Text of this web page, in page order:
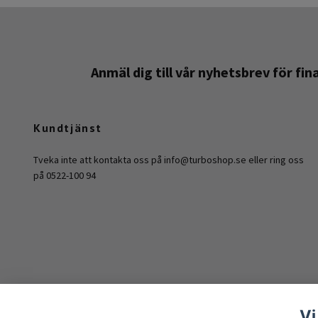
Anmäl dig till vår nyhetsbrev för
Kundtjänst
Tveka inte att kontakta oss på info@turboshop.se eller ring oss
på 0522-100 94